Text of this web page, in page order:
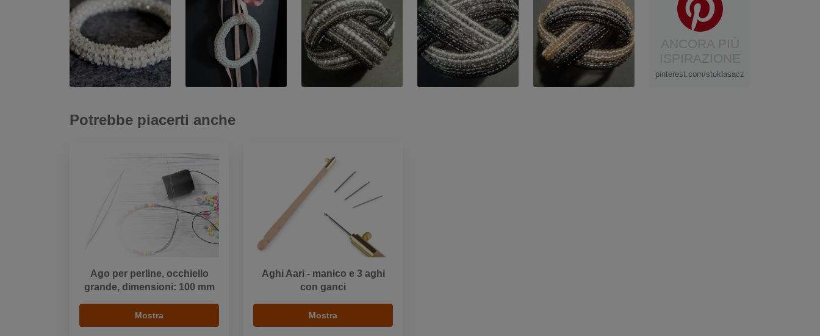
pinterest.com/stoklasacz
Potrebbe piacerti anche
Ago per perline, occhiello
grande, dimensioni: 100 mm
Mostra
Aghi Aari - manico e 3 aghi
con ganci
Mostra